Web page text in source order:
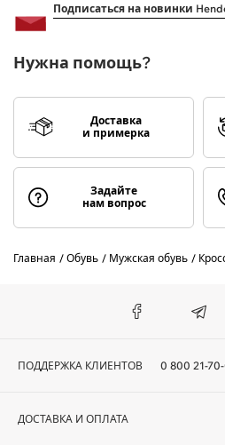
Подписаться на новинки
Нужна помощь?
Доставка
и примерка
Задайте
нам вопрос
Главная Обувь Мужская обувь
ПОДДЕРЖКА КЛИЕНТОВ 0 800 21-
ДОСТАВКА И ОПЛАТА